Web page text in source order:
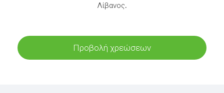
Λίβανος.
Προβολή χρεώσεων